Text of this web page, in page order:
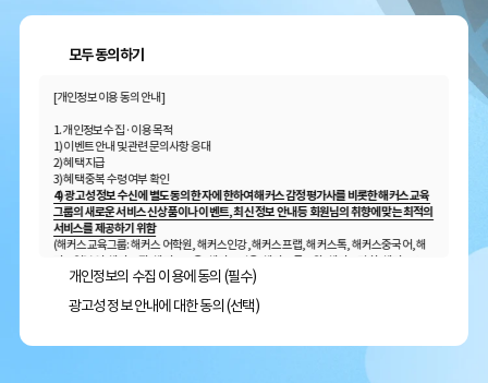
모두 동의하기
[개인정보 이용 동의 안내]
1. 개인정보 수집 · 이용 목적
1) 이벤트 안내 및 관련 문의사항 응대
2) 혜택 지급
3) 혜택 중복 수령 여부 확인
4) 광고성 정보 수신에 별도 동의한 자에 한하여 해커스 감정평가사를 비롯한 해커스 교육
그룹의 새로운 서비스 신상품이나 이벤트, 최신 정보 안내 등 회원님의 취향에 맞는 최적의
서비스를 제공하기 위함
(해커스교육그룹: 해커스 어학원, 해커스인강, 해커스프랩, 해커스톡, 해커스중국어, 해
커스일본어, 해커스잡, 해커스금융, 해커스임용, 해커스공무원, 해커스경찰, 해커스소
방, 해커스공인중개사, 해커스주택관리사, 해커스편입 등)
2. 개인정보 수집·이용 항목: 이름, 휴대폰번호, 이메일
3. 개인정보 보유/이용 기간:수집한 개인정보는 회원 탈퇴 시까지 보관합니다. 단, 이벤트
개인정보의 수집 이용에 동의 (필수)
광고성 정보 안내에 대한 동의 (선택)